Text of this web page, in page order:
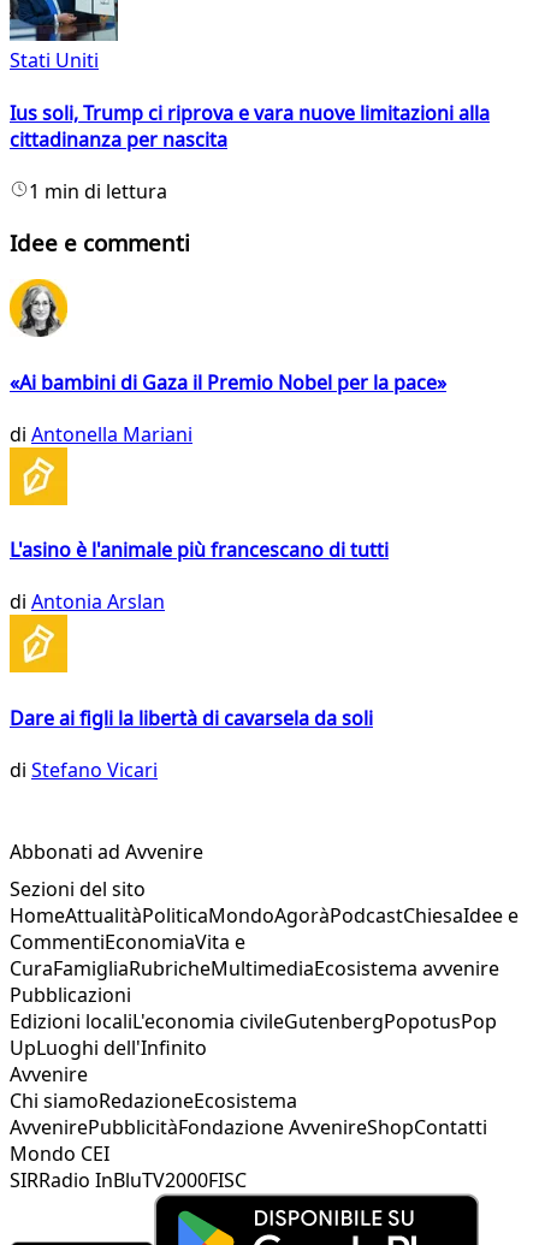
Stati Uniti
Ius soli, Trump ci riprova e vara nuove limitazioni alla
cittadinanza per nascita
1 min di lettura
Idee e commenti
«Ai bambini di Gaza il Premio Nobel per la pace»
di Antonella Mariani
L'asino è l'animale più francescano di tutti
di Antonia Arslan
Dare ai figli la libertà di cavarsela da soli
di Stefano Vicari
Abbonati ad Avvenire
Sezioni del sito
HomeAttualitàPoliticaMondoAgoràPodcastChiesaIdee e
CommentiEconomiaVita e
CuraFamigliaRubricheMultimediaEcosistema avvenire
Pubblicazioni
Edizioni localiL'economia civileGutenbergPopotusPop
UpLuoghi dell'Infinito
Avvenire
Chi siamoRedazioneEcosistema
AvvenirePubblicitàFondazione AvvenireShopContatti
Mondo CEI
SIRRadio InBluTV2000FISC